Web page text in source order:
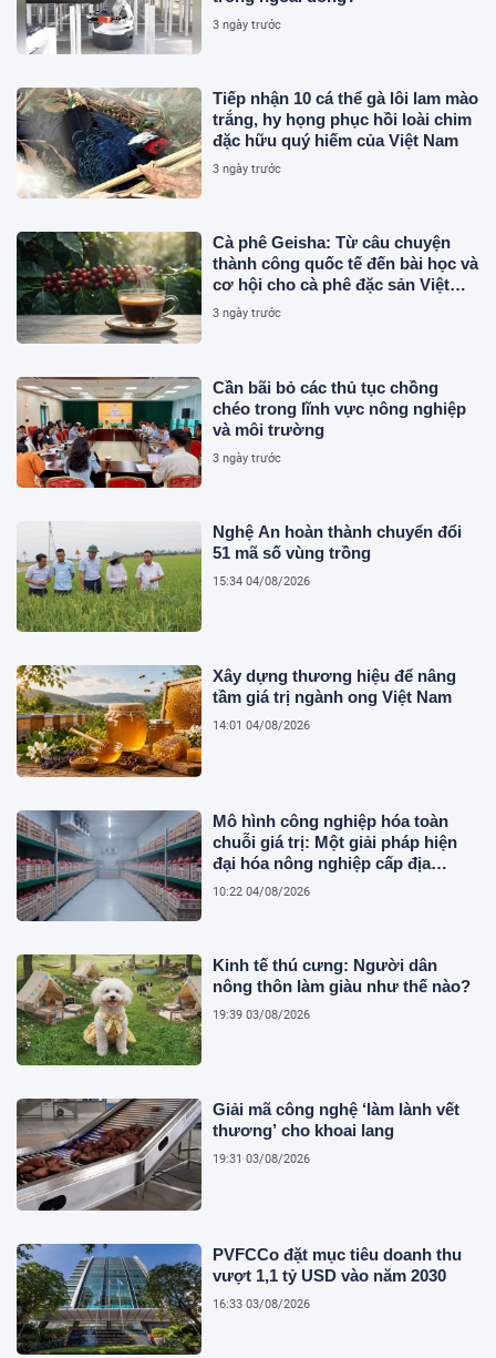
3 ngày trước
Tiếp nhận 10 cá thể gà lôi lam mào
trắng, hy họng phục hồi loài chim
đặc hữu quý hiếm của Việt Nam
3 ngày trước
Cà phê Geisha: Từ câu chuyện
thành công quốc tế đến bài học và
cơ hội cho cà phê đặc sản Việt
Nam
3 ngày trước
Cần bãi bỏ các thủ tục chồng
chéo trong lĩnh vực nông nghiệp
và môi trường
3 ngày trước
Nghệ An hoàn thành chuyển đổi
51 mã số vùng trồng
15:34 04/08/2026
Xây dựng thương hiệu để nâng
tầm giá trị ngành ong Việt Nam
14:01 04/08/2026
Mô hình công nghiệp hóa toàn
chuỗi giá trị: Một giải pháp hiện
đại hóa nông nghiệp cấp địa
phương tại Việt Nam
10:22 04/08/2026
Kinh tế thú cưng: Người dân
nông thôn làm giàu như thế nào?
19:39 03/08/2026
Giải mã công nghệ ‘làm lành vết
thương’ cho khoai lang
19:31 03/08/2026
PVFCCo đặt mục tiêu doanh thu
vượt 1,1 tỷ USD vào năm 2030
16:33 03/08/2026